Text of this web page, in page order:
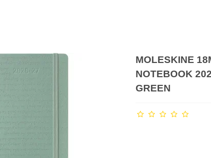
MOLESKINE
NOTEBOOK
GREEN